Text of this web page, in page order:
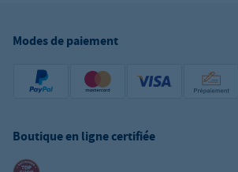
Modes de paiement
Boutique en ligne certifiée